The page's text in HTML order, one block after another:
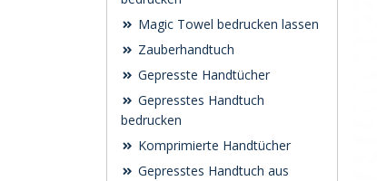
Magic Towel bedrucken lassen
Zauberhandtuch
Gepresste Handtücher
Gepresstes Handtuch
bedrucken
Komprimierte Handtücher
Gepresstes Handtuch aus